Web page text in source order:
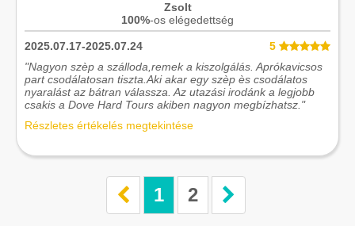
Zsolt
100%-os elégedettség
2025.07.17-2025.07.24
5
"Nagyon szèp a szálloda,remek a kiszolgálás. Aprókavicsos
part csodálatosan tiszta.Aki akar egy szèp ès csodálatos
nyaralást az bátran válassza. Az utazási irodánk a legjobb
csakis a Dove Hard Tours akiben nagyon megbízhatsz."
Részletes értékelés megtekintése
1 2